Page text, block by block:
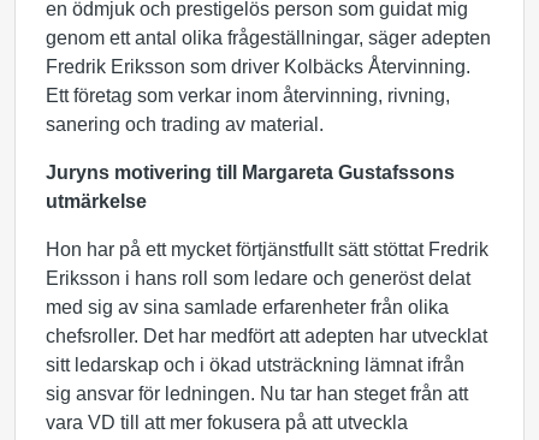
en ödmjuk och prestigelös person som guidat mig
genom ett antal olika frågeställningar, säger adepten
Fredrik Eriksson som driver Kolbäcks Återvinning.
Ett företag som verkar inom återvinning, rivning,
sanering och trading av material.
Juryns motivering till Margareta Gustafssons
utmärkelse
Hon har på ett mycket förtjänstfullt sätt stöttat Fredrik
Eriksson i hans roll som ledare och generöst delat
med sig av sina samlade erfarenheter från olika
chefsroller. Det har medfört att adepten har utvecklat
sitt ledarskap och i ökad utsträckning lämnat ifrån
sig ansvar för ledningen. Nu tar han steget från att
vara VD till att mer fokusera på att utveckla